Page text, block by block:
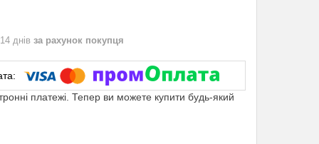
днів за рахунок покупця
платежі. Тепер ви можете купити будь-який